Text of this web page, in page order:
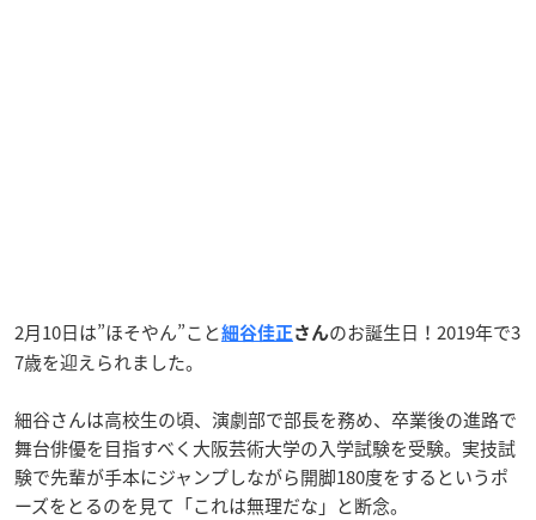
2月10日は”ほそやん”こと細谷佳正 さんのお誕生日！2019年で3
7歳を迎えられました。
細谷さんは高校生の頃、演劇部で部長を務め、卒業後の進路で
舞台俳優を目指すべく大阪芸術大学の入学試験を受験。実技試
験で先輩が手本にジャンプしながら開脚180度をするというポ
ーズをとるのを見て「これは無理だな」と断念。